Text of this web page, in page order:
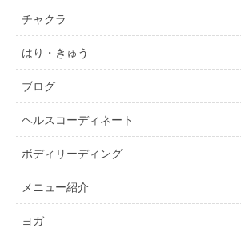
チャクラ
はり・きゅう
ブログ
ヘルスコーディネート
ボディリーディング
メニュー紹介
ヨガ